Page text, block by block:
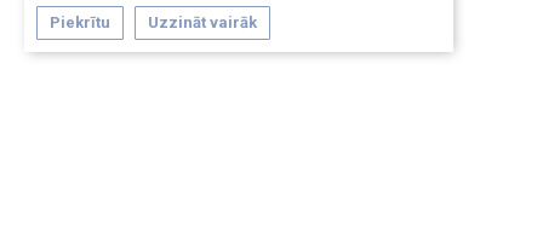
Piekrītu Uzzināt vairāk